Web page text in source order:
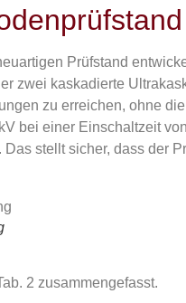
Prüfstand
zwei kaskadierte
zu erreichen, ohne
bei einer Einschaltzeit
stellt sicher, dass der
2 zusammengefasst.